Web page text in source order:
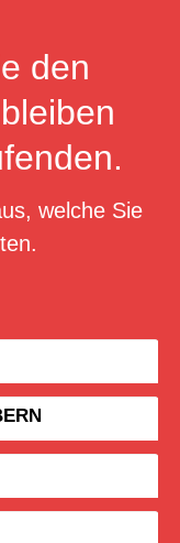
den
welche Sie